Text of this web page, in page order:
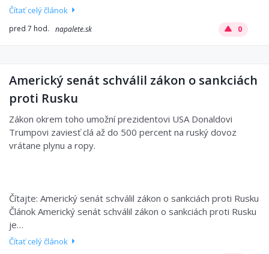
Čítať celý článok
pred 7 hod. napalete.sk 0
Americký senát schválil zákon o sankciách
proti Rusku
Zákon okrem toho umožní prezidentovi USA Donaldovi
Trumpovi zaviesť clá až do 500 percent na ruský dovoz
vrátane plynu a ropy.
Čítajte: Americký senát schválil zákon o sankciách proti Rusku
Článok Americký senát schválil zákon o sankciách proti Rusku
je…
Čítať celý článok